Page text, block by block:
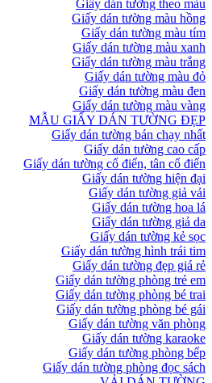
Giấy dán tường theo màu
Giấy dán tường màu hồng
Giấy dán tường màu tím
Giấy dán tường màu xanh
Giấy dán tường màu trắng
Giấy dán tường màu đỏ
Giấy dán tường màu đen
Giấy dán tường màu vàng
MẪU GIẤY DÁN TƯỜNG ĐẸP
Giấy dán tường bán chạy nhất
Giấy dán tường cao cấp
Giấy dán tường cổ điển, tân cổ điển
Giấy dán tường hiện đại
Giấy dán tường giả vải
Giấy dán tường hoa lá
Giấy dán tường giả da
Giấy dán tường kẻ sọc
Giấy dán tường hình trái tim
Giấy dán tường đẹp giá rẻ
Giấy dán tường phòng trẻ em
Giấy dán tường phòng bé trai
Giấy dán tường phòng bé gái
Giấy dán tường văn phòng
Giấy dán tường karaoke
Giấy dán tường phòng bếp
Giấy dán tường phòng đọc sách